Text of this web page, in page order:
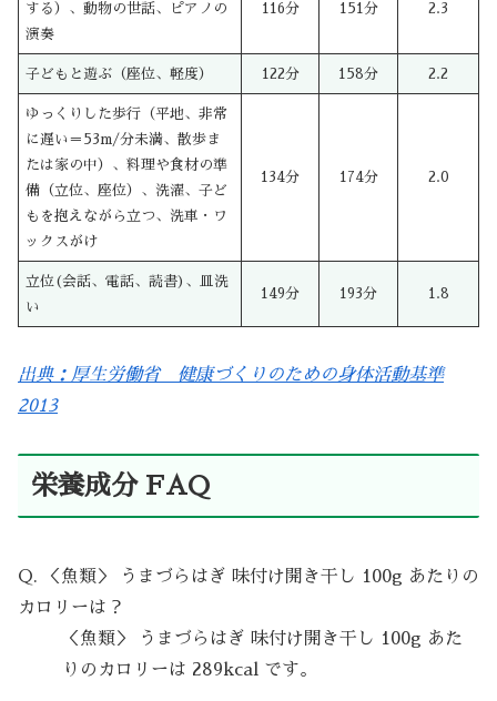
する）、動物の世話、ピアノの
演奏
116分 151分 2.3
子どもと遊ぶ（座位、軽度） 122分 158分 2.2
ゆっくりした歩行（平地、非常
に遅い＝53m/分未満、散歩ま
たは家の中）、料理や食材の準
備（立位、座位）、洗濯、子ど
もを抱えながら立つ、洗車・ワ
ックスがけ
134分 174分 2.0
立位(会話、電話、読書)、皿洗
い
149分 193分 1.8
出典：厚生労働省 健康づくりのための身体活動基準
2013
栄養成分 FAQ
Q. ＜魚類＞ うまづらはぎ 味付け開き干し 100g あたりの
カロリーは？
＜魚類＞ うまづらはぎ 味付け開き干し 100g あた
りのカロリーは 289kcal です。